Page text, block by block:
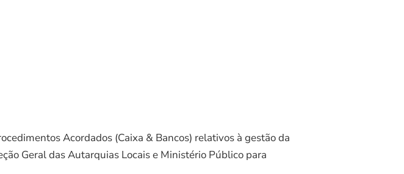
Acordados (Caixa & Bancos) relativos à gestão da
Geral das Autarquias Locais e Ministério Público para